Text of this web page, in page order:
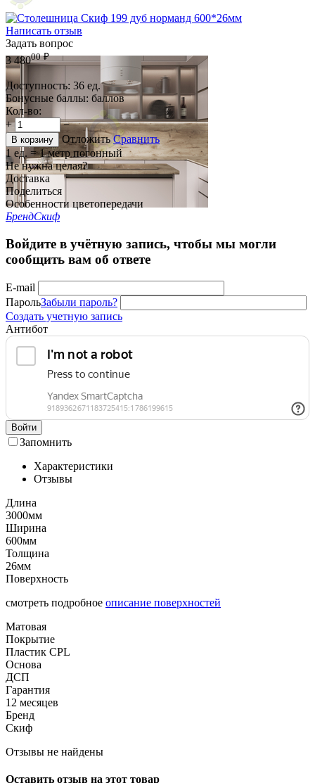
Написать отзыв
Задать вопрос
3 48000 ₽
Доступность: 36 ед.
Бонусные баллы: баллов
Кол-во:
+
−
В корзину Отложить Сравнить
1 ед. = 1 метр погонный
Не нужна целая?
Доставка
Поделиться
Особенности цветопередачи
БрендСкиф
Войдите в учётную запись, чтобы мы могли
сообщить вам об ответе
E-mail
ПарольЗабыли пароль?
Создать учетную запись
Антибот
Войти
Запомнить
Характеристики
Отзывы
Длина
3000мм
Ширина
600мм
Толщина
26мм
Поверхность
смотреть подробное описание поверхностей
Матовая
Покрытие
Пластик CPL
Основа
ДСП
Гарантия
12 месяцев
Бренд
Скиф
Отзывы не найдены
Оставить отзыв на этот товар